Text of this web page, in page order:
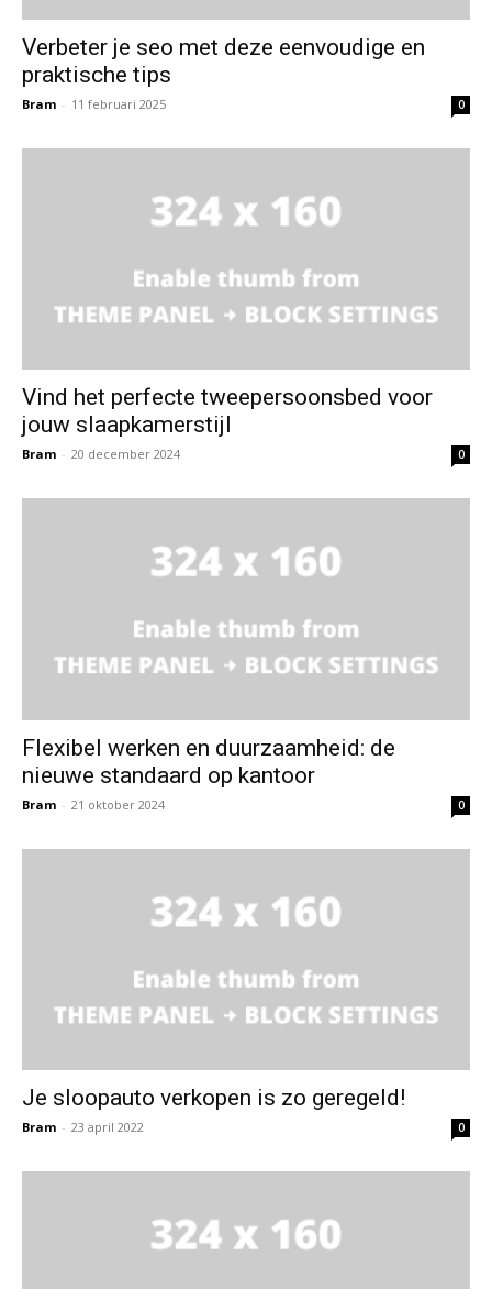
Verbeter je seo met deze eenvoudige en
praktische tips
Bram - 11 februari 2025 0
Vind het perfecte tweepersoonsbed voor
jouw slaapkamerstijl
Bram - 20 december 2024 0
Flexibel werken en duurzaamheid: de
nieuwe standaard op kantoor
Bram - 21 oktober 2024 0
Je sloopauto verkopen is zo geregeld!
Bram - 23 april 2022 0